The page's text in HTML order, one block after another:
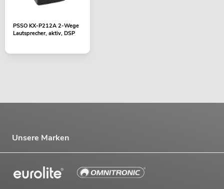
PSSO KX-P212A 2-Wege
Lautsprecher, aktiv, DSP
Unsere Marken